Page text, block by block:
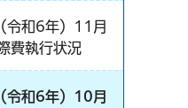
令和6年）11月
費執行状況
令和6年）10月